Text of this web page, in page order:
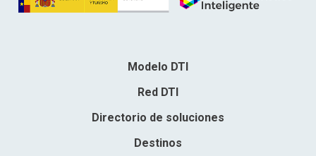
Modelo DTI
Red DTI
Directorio de soluciones
Destinos